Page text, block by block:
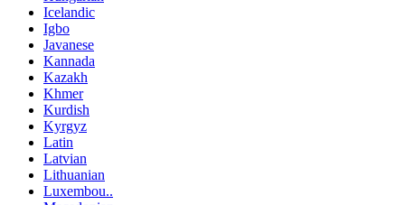
Icelandic
Igbo
Javanese
Kannada
Kazakh
Khmer
Kurdish
Kyrgyz
Latin
Latvian
Lithuanian
Luxembou..